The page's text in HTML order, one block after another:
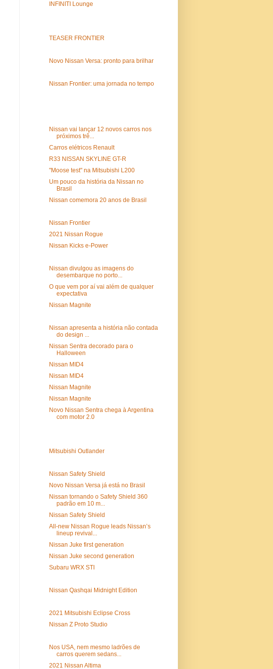
INFINITI Lounge
TEASER FRONTIER
Novo Nissan Versa: pronto para brilhar
Nissan Frontier: uma jornada no tempo
Nissan vai lançar 12 novos carros nos
próximos trê...
Carros elétricos Renault
R33 NISSAN SKYLINE GT-R
"Moose test" na Mitsubishi L200
Um pouco da história da Nissan no
Brasil
Nissan comemora 20 anos de Brasil
Nissan Frontier
2021 Nissan Rogue
Nissan Kicks e-Power
Nissan divulgou as imagens do
desembarque no porto...
O que vem por aí vai além de qualquer
expectativa
Nissan Magnite
Nissan apresenta a história não contada
do design ...
Nissan Sentra decorado para o
Halloween
Nissan MID4
Nissan MID4
Nissan Magnite
Nissan Magnite
Novo Nissan Sentra chega à Argentina
com motor 2.0
Mitsubishi Outlander
Nissan Safety Shield
Novo Nissan Versa já está no Brasil
Nissan tornando o Safety Shield 360
padrão em 10 m...
Nissan Safety Shield
All-new Nissan Rogue leads Nissan’s
lineup revival...
Nissan Juke first generation
Nissan Juke second generation
Subaru WRX STI
Nissan Qashqai Midnight Edition
2021 Mitsubishi Eclipse Cross
Nissan Z Proto Studio
Nos USA, nem mesmo ladrões de
carros querem sedans...
2021 Nissan Altima